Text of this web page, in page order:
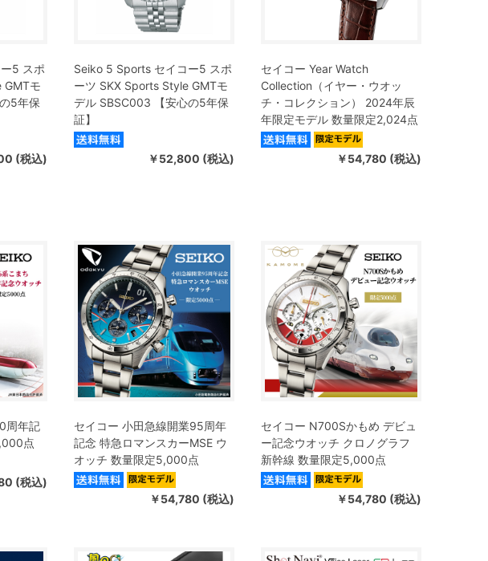
5 スポ
GMTモ
5年保
(税込)
Seiko 5 Sports セイコー5 スポ
ーツ SKX Sports Style GMTモ
デル SBSC003 【安心の5年保
証】
￥52,800 (税込)
セイコー Year Watch
Collection（イヤー・ウオッ
チ・コレクション） 2024年辰
年限定モデル 数量限定2,024点
￥54,780 (税込)
周年記
点
(税込)
セイコー 小田急線開業95周年
記念 特急ロマンスカーMSE ウ
オッチ 数量限定5,000点
￥54,780 (税込)
セイコー N700Sかもめ デビュ
ー記念ウオッチ クロノグラフ
新幹線 数量限定5,000点
￥54,780 (税込)